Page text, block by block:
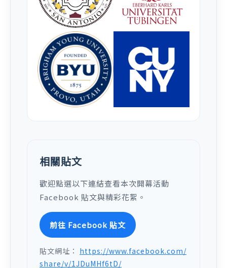
相關貼文
歡迎點選以下連結查看本次開幕活動
Facebook 貼文與精彩花絮。
前往 Facebook 貼文
貼文網址： https://www.facebook.com/
share/v/1JDuMHf6tD/